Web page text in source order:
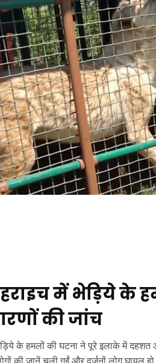
में भेड़िये के
की जांच
के हमलों की घटना ने पूरे इलाके में दहशत
की जानें चली गईं और दर्जनों लोग घायल